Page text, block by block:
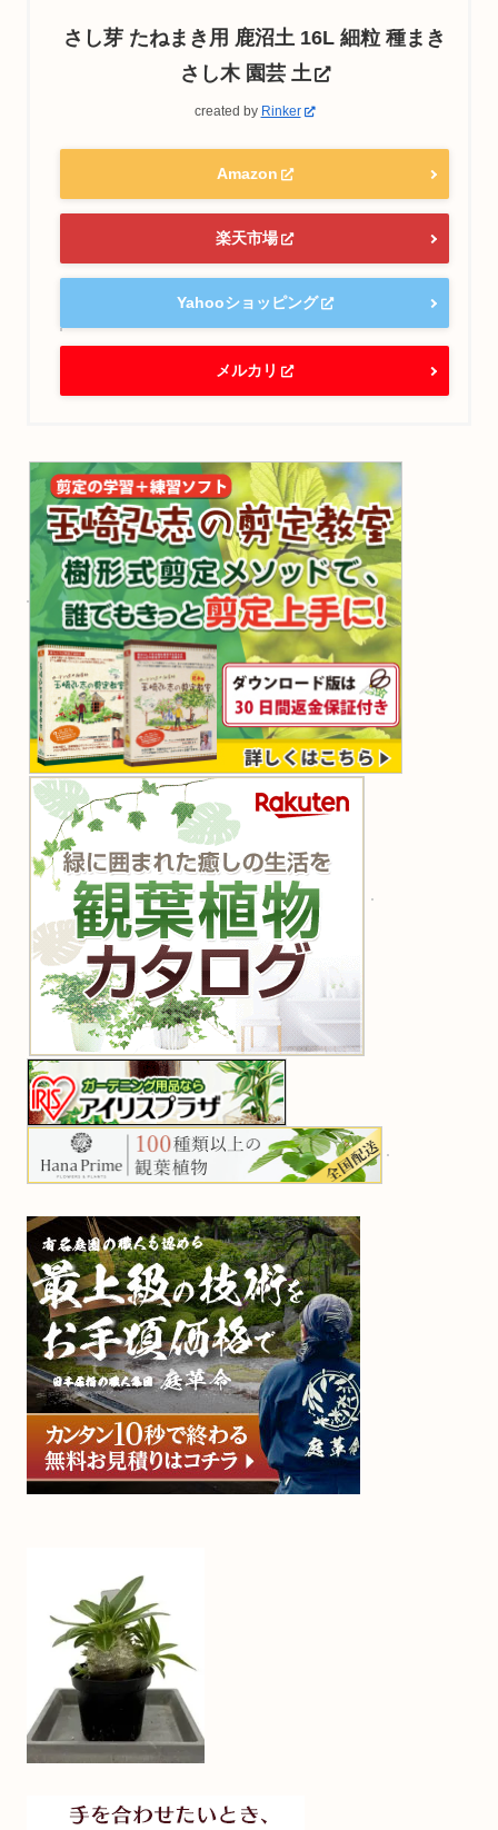
さし芽 たねまき用 鹿沼土 16L 細粒 種まき
さし木 園芸 土
created by Rinker
Amazon
楽天市場
Yahooショッピング
メルカリ